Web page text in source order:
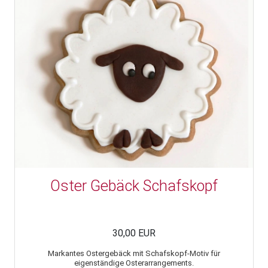
Oster Gebäck Schafskopf
30,00 EUR
Markantes Ostergebäck mit Schafskopf-Motiv für
eigenständige Osterarrangements.